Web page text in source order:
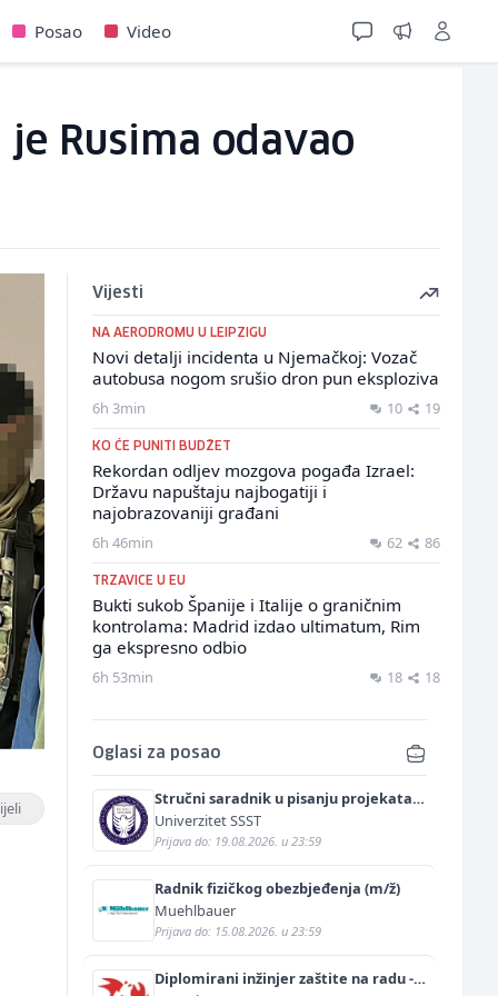
Posao Video
Rusima odavao
Vijesti
NA AERODROMU U LEIPZIGU
Novi detalji incidenta u Njemačkoj: Vozač
autobusa nogom srušio dron pun eksploziva
6h 3min 10 19
KO ĆE PUNITI BUDŽET
Rekordan odljev mozgova pogađa Izrael:
Državu napuštaju najbogatiji i
najobrazovaniji građani
6h 46min 62 86
TRZAVICE U EU
Bukti sukob Španije i Italije o graničnim
kontrolama: Madrid izdao ultimatum, Rim
ga ekspresno odbio
6h 53min 18 18
Oglasi za posao
Stručni saradnik u pisanju projekata
(m/ž)
Univerzitet SSST
Prijava do: 19.08.2026. u 23:59
Radnik fizičkog obezbjeđenja (m/ž)
Muehlbauer
Prijava do: 15.08.2026. u 23:59
Diplomirani inžinjer zaštite na radu -